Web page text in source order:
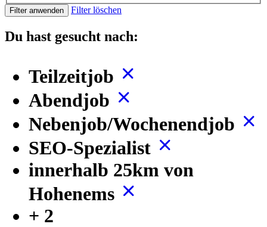
Filter anwenden Filter löschen
Du hast gesucht nach:
Teilzeitjob
Abendjob
Nebenjob/Wochenendjob
SEO-Spezialist
innerhalb 25km von
Hohenems
+ 2